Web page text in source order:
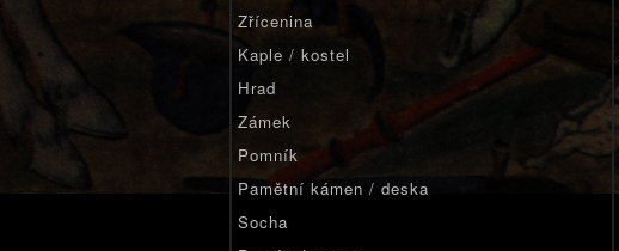
Zřícenina
Kaple / kostel
Hrad
Zámek
Pomník
Pamětní kámen / deska
Socha